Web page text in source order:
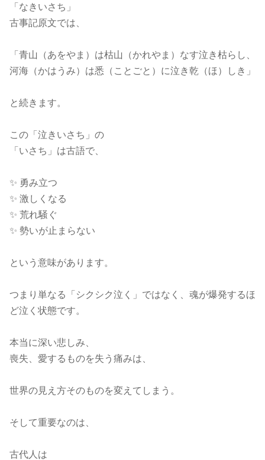
「なきいさち」
古事記原文では、
「青山（あをやま）は枯山（かれやま）なす泣き枯らし、
河海（かはうみ）は悉（ことごと）に泣き乾（ほ）しき」
と続きます。
この「泣きいさち」の
「いさち」は古語で、
✨ 勇み立つ
✨ 激しくなる
✨ 荒れ騒ぐ
✨ 勢いが止まらない
という意味があります。
つまり単なる「シクシク泣く」ではなく、魂が爆発するほ
ど泣く状態です。
本当に深い悲しみ、
喪失、愛するものを失う痛みは、
世界の見え方そのものを変えてしまう。
そして重要なのは、
古代人は